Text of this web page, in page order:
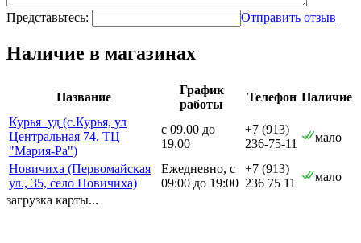
Представьтесь: Отправить отзыв
Наличие в магазинах
Название
График
работы
Телефон Наличие
Курья_уд (с.Курья, ул
Центральная 74, ТЦ
"Мария-Ра")
с 09.00 до
19.00
+7 (913)
236-75-11
мало
Новичиха (Первомайская
ул., 35, село Новичиха)
Ежедневно, с
09:00 до 19:00
+7 (913)
236 75 11
мало
загрузка карты...